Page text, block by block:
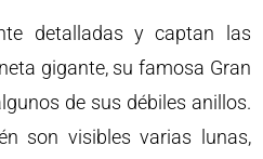
detalladas y captan las
gigante, su famosa Gran
de sus débiles anillos.
son visibles varias lunas,